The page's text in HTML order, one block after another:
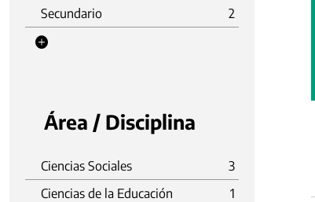
Secundario
2
Área / Disciplina
Ciencias Sociales
3
Ciencias de la Educación
1